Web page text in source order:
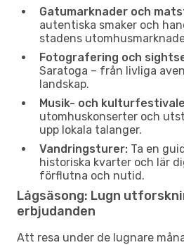
Gatumarknader och
autentiska smaker och
stadens
Fotografering och
Saratoga – från livliga
landskap.
Musik- och
utomhuskonserter och
upp lokala talanger.
Vandringsturer: Ta en
historiska kvarter och lär
förflutna och nutid.
Lågsäsong: Lugn
erbjudanden
Att resa under de lugnare